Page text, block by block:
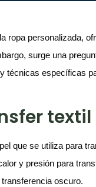
ropa personalizada,
surge una
técnicas específicas
textil
que se utiliza para
y presión para
oscuro.